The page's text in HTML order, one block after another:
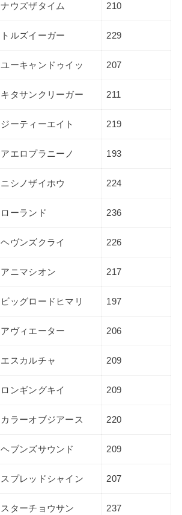
ナウズザタイム 210
トルズイーガー 229
ユーキャンドゥイッ 207
キタサンクリーガー 211
ジーティーエイト 219
アエロプラニーノ 193
ニシノザイホウ 224
ローランド 236
ヘヴンズクライ 226
アニマシオン 217
ビッグロードヒマリ 197
アヴィエーター 206
エスカルチャ 209
ロンギングキイ 209
カラーオブジアース 220
ヘブンズサウンド 209
スプレッドシャイン 207
スターチョウサン 237